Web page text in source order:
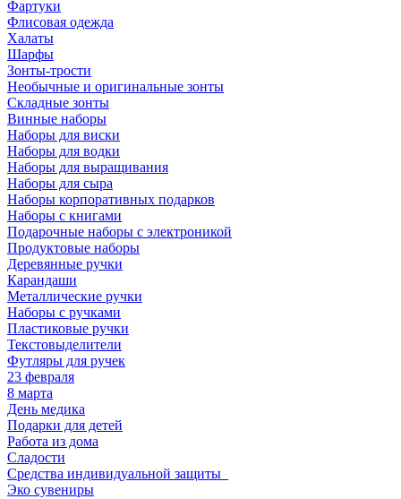
Фартуки
Флисовая одежда
Халаты
Шарфы
Зонты-трости
Необычные и оригинальные зонты
Складные зонты
Винные наборы
Наборы для виски
Наборы для водки
Наборы для выращивания
Наборы для сыра
Наборы корпоративных подарков
Наборы с книгами
Подарочные наборы с электроникой
Продуктовые наборы
Деревянные ручки
Карандаши
Металлические ручки
Наборы с ручками
Пластиковые ручки
Текстовыделители
Футляры для ручек
23 февраля
8 марта
День медика
Подарки для детей
Работа из дома
Сладости
Средства индивидуальной защиты_
Эко сувениры